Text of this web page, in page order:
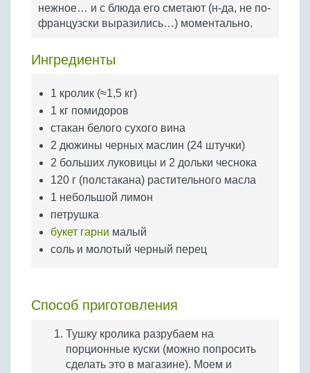
Бобовые
Яйца
нежное… и с блюда его сметают (н-да, не по-
французски выразились…) моментально.
Ингредиенты
1 кролик (≈1,5 кг)
1 кг помидоров
стакан белого сухого вина
2 дюжины черных маслин (24 штучки)
2 больших луковицы и 2 дольки чеснока
120 г (полстакана) растительного масла
1 небольшой лимон
петрушка
букет гарни малый
соль и молотый черный перец
Способ приготовления
Тушку кролика разрубаем на
порционные куски (можно попросить
сделать это в магазине). Моем и